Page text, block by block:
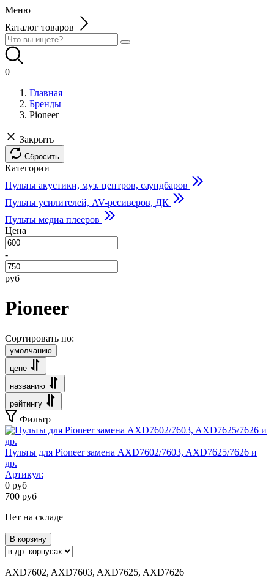
Меню
Каталог товаров
0
Главная
Бренды
Pioneer
Закрыть
Сбросить
Категории
Пульты акустики, муз. центров, саундбаров
Пульты усилителей, AV-ресиверов, ДК
Пульты медиа плееров
Цена
-
руб
Pioneer
Сортировать по:
умолчанию
цене
названию
рейтингу
Фильтр
Пульты для Pioneer замена AXD7602/7603, AXD7625/7626 и
др.
Артикул:
0 руб
700 руб
Нет на складе
В корзину
AXD7602, AXD7603, AXD7625, AXD7626